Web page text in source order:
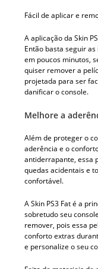
Fácil de aplicar e
A aplicação da Skin
Então basta seguir
em poucos minutos,
quiser remover a
projetada para ser
danificar o console.
Melhore a
Além de proteger o
aderência e o
antiderrapante, essa
quedas acidentais e
confortável.
A Skin PS3 Fat é a
sobretudo seu
remover, pois essa
conforto extras
e personalize o seu